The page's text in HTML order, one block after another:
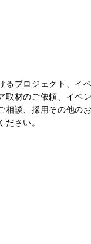
るプロジェクト、イ
取材のご依頼、イベ
相談、採用その他の
ださい。